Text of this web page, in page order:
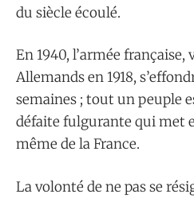
du siècle écoulé.
En 1940, l’armée française,
Allemands en 1918,
semaines ; tout un peuple
défaite fulgurante qui met
même de la France.
La volonté de ne pas se